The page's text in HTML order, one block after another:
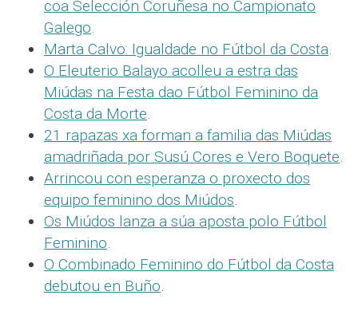
coa Selección Coruñesa no Campionato
Galego.
Marta Calvo: Igualdade no Fútbol da Costa.
O Eleuterio Balayo acolleu a estra das
Miúdas na Festa dao Fútbol Feminino da
Costa da Morte.
21 rapazas xa forman a familia das Miúdas
amadriñada por Susú Cores e Vero Boquete.
Arrincou con esperanza o proxecto dos
equipo feminino dos Miúdos.
Os Miúdos lanza a súa aposta polo Fútbol
Feminino.
O Combinado Feminino do Fútbol da Costa
debutou en Buño.